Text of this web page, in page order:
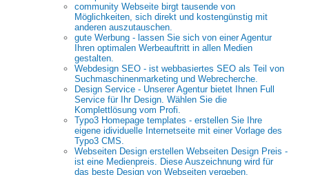
community Webseite birgt tausende von
Möglichkeiten, sich direkt und kostengünstig mit
anderen auszutauschen.
gute Werbung - lassen Sie sich von einer Agentur
Ihren optimalen Werbeauftritt in allen Medien
gestalten.
Webdesign SEO - ist webbasiertes SEO als Teil von
Suchmaschinenmarketing und Webrecherche.
Design Service - Unserer Agentur bietet Ihnen Full
Service für Ihr Design. Wählen Sie die
Komplettlösung vom Profi.
Typo3 Homepage templates - erstellen Sie Ihre
eigene idividuelle Internetseite mit einer Vorlage des
Typo3 CMS.
Webseiten Design erstellen Webseiten Design Preis -
ist eine Medienpreis. Diese Auszeichnung wird für
das beste Design von Webseiten vergeben.